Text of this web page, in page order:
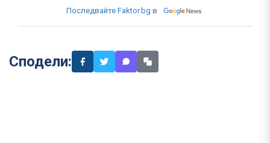
Последвайте Faktor.bg в
Сподели: